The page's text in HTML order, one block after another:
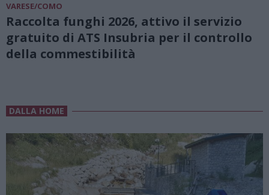
VARESE/COMO
Raccolta funghi 2026, attivo il servizio
gratuito di ATS Insubria per il controllo
della commestibilità
DALLA HOME